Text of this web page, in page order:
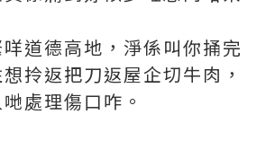
道德高地，淨係叫你捅完
拎返把刀返屋企切牛肉，
處理傷口咋。